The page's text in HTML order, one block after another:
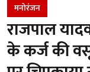
मनोरंजन
राजपाल
के कर्ज की